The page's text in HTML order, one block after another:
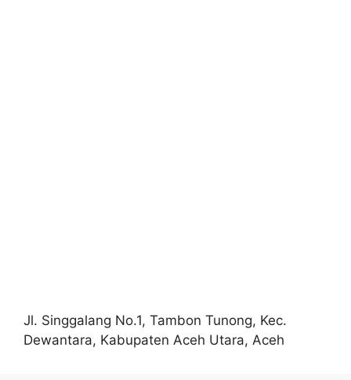
Jl. Singgalang No.1, Tambon Tunong, Kec.
Dewantara, Kabupaten Aceh Utara, Aceh